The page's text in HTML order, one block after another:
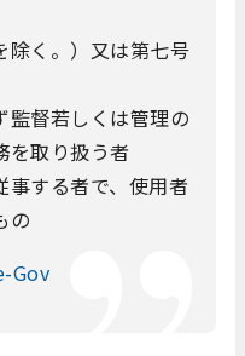
く。）又は第七号
督若しくは管理の
を取り扱う者
する者で、使用者
の
Gov